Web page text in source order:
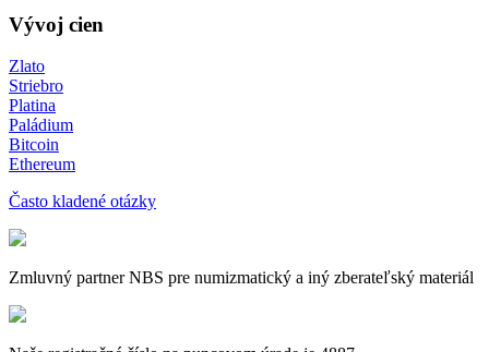
Vývoj cien
Zlato
Striebro
Platina
Paládium
Bitcoin
Ethereum
Často kladené otázky
Zmluvný partner NBS pre numizmatický a iný zberateľský materiál